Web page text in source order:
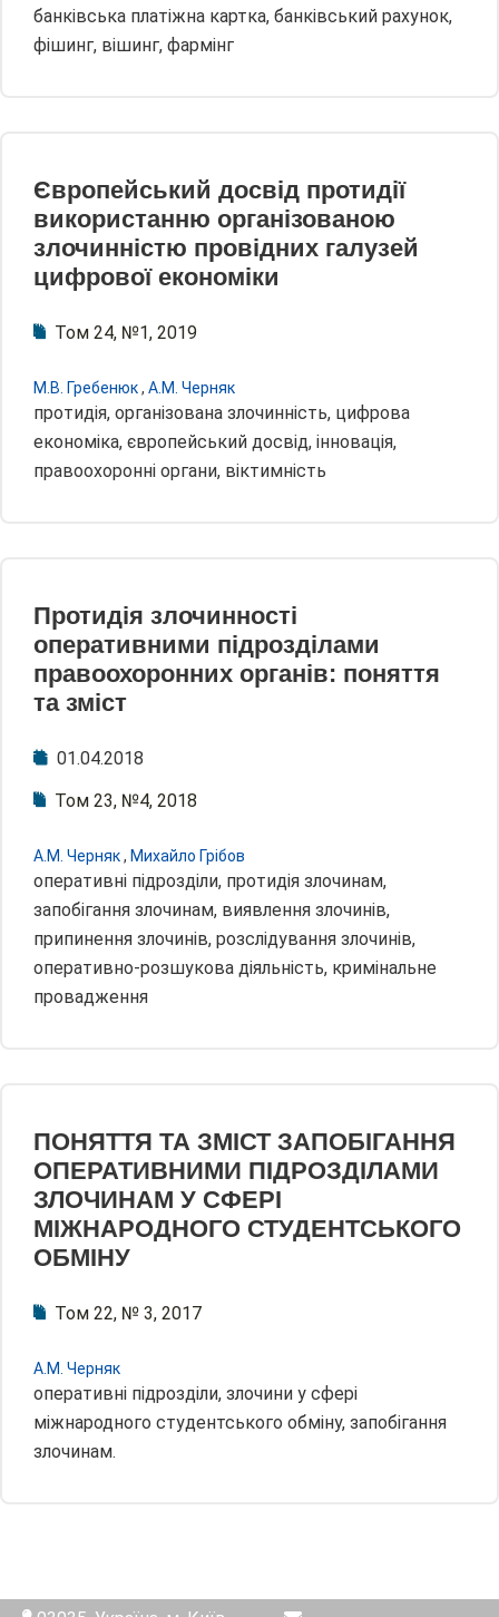
банківська платіжна картка, банківський рахунок,
фішинг, вішинг, фармінг
Європейський досвід протидії
використанню організованою
злочинністю провідних галузей
цифрової економіки
Том 24, №1, 2019
М.В. Гребенюк, А.М. Черняк
протидія, організована злочинність, цифрова
економіка, європейський досвід, інновація,
правоохоронні органи, віктимність
Протидія злочинності
оперативними підрозділами
правоохоронних органів: поняття
та зміст
01.04.2018
Том 23, №4, 2018
А.М. Черняк, Михайло Грібов
оперативні підрозділи, протидія злочинам,
запобігання злочинам, виявлення злочинів,
припинення злочинів, розслідування злочинів,
оперативно-розшукова діяльність, кримінальне
провадження
ПОНЯТТЯ ТА ЗМІСТ ЗАПОБІГАННЯ
ОПЕРАТИВНИМИ ПІДРОЗДІЛАМИ
ЗЛОЧИНАМ У СФЕРІ
МІЖНАРОДНОГО СТУДЕНТСЬКОГО
ОБМІНУ
Том 22, № 3, 2017
А.М. Черняк
оперативні підрозділи, злочини у сфері
міжнародного студентського обміну, запобігання
злочинам.